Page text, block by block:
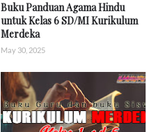
Buku Panduan Agama Hindu
untuk Kelas 6 SD/MI Kurikulum
Merdeka
May 30, 2025